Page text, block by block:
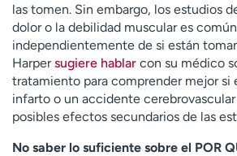
las tomen. Sin embargo, los estudios
dolor o la debilidad muscular es
independientemente de si están
Harpersugiere hablar con su médico
tratamiento para comprender mejor si
infarto o un accidente
posibles efectos secundarios de las
No saber lo suficiente sobre el POR